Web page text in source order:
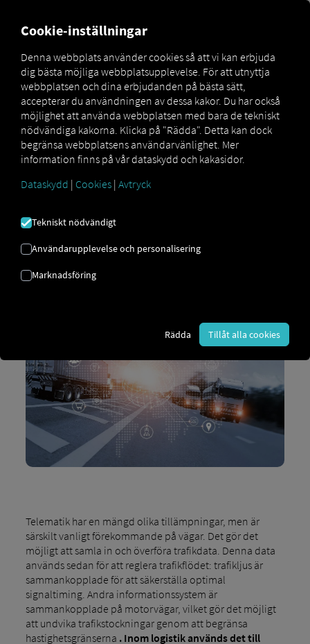
Glossar Was ist Telematik?
TELEMATIK
Termen telematik blir tydligare när man undersöker
dess ursprung: telematik är en kombination av orden
telekommunikation och datavetenskap. Telematik är
informationssystem. Denna förbindelse upprättas
möjliggör databehandling.
Telematik har en mängd olika tillämpningar, men är
särskilt vanligt förekommande på vägar. Det gör det
möjligt att samla in och överföra trafikdata. Denna data
används sedan för att reglera trafikflödet: trafikljus är
sammankopplade för att säkerställa optimal
signaltiming. Andra informationssystem är
sammankopplade på motorvägar, vilket gör det möjligt
att undvika trafikstockningar genom att begränsa
hastighetsgränserna . Inom logistik används det till
Cookie-inställningar
Denna webbplats använder cookies så att vi kan erbjuda
dig bästa möjliga webbplatsupplevelse. För att utnyttja
webbplatsen och dina erbjudanden på bästa sätt,
accepterar du användningen av dessa kakor. Du har också
möjlighet att använda webbplatsen med bara de tekniskt
nödvändiga kakorna. Klicka på "Rädda". Detta kan dock
begränsa webbplatsens användarvänlighet. Mer
information finns på vår dataskydd och kakasidor.
Dataskydd | Cookies | Avtryck
Tekniskt nödvändigt
Användarupplevelse och personalisering
Marknadsföring
Rädda Tillåt alla cookies